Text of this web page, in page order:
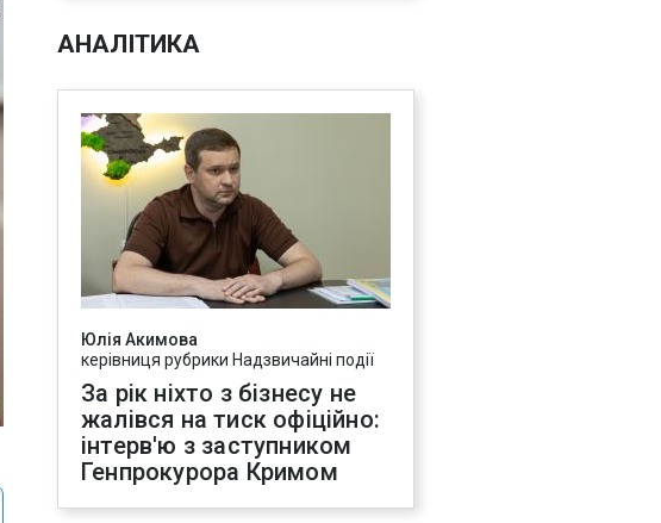
АНАЛІТИКА
Юлія Акимова
керівниця рубрики Надзвичайні події
За рік ніхто з бізнесу не
жалівся на тиск офіційно:
інтерв'ю з заступником
Генпрокурора Кримом